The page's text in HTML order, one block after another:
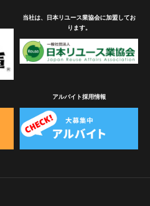
当社は、日本リユース業協会に加盟してお
ります。
アルバイト採用情報